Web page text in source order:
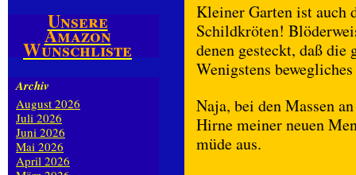
Kleiner Garten ist auch
Schildkröten!
denen gesteckt, daß die
Wenigstens
Naja, bei den Massen
Hirne meiner neuen
müde aus.
Unsere
Amazon
Wunschliste
Archiv
August 2026
Juli 2026
Juni 2026
Mai 2026
April 2026